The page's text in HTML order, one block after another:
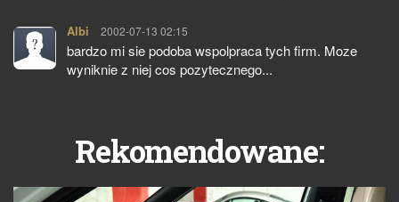
Albi pisze:
2002-07-13 02:15
bardzo mi sie podoba wspolpraca tych firm. Moze
wyniknie z niej cos pozytecznego...
Rekomendowane: